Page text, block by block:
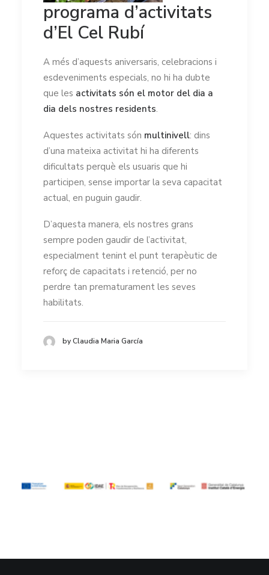
programa d’activitats
d’El Cel Rubí
A més d’aquests aniversaris, celebracions i
esdeveniments especials, no hi ha dubte
que les activitats són el motor del dia a
dia dels nostres residents.
Aquestes activitats són multinivell: dins
d’una mateixa activitat hi ha diferents
dificultats perquè els usuaris que hi
participen, sense importar la seva capacitat
actual, en puguin gaudir.
D’aquesta manera, els nostres grans
sempre poden gaudir de l’activitat,
especialment tenint el punt terapèutic de
reforç de capacitats i retenció, per no
perdre tan prematurament les seves
habilitats.
by Claudia Maria García